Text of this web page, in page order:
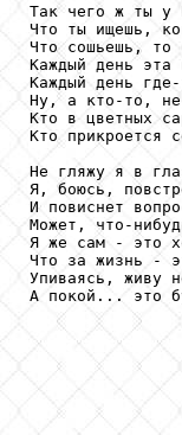
Так чего ж ты у
Что ты ищешь,
Что сошьешь, то
Каждый день эта
Каждый день
Ну, а кто-то,
Кто в цветных
Кто прикроется
Не гляжу я в
Я, боюсь,
И повиснет
Может, что-
Я же сам - это
Что за жизнь -
Упиваясь, живу
А покой... это